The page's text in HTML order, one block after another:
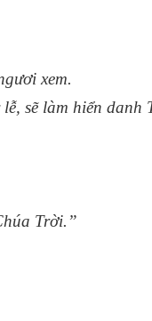
xem.
sẽ làm hiển danh
Trời.”